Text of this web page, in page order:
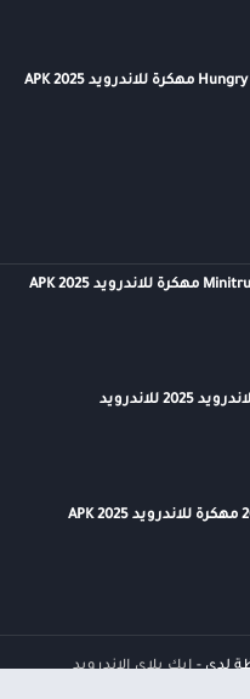
تنزيل لعبه Hungry Shark Evolution مهكرة للاندرويد APK 2025
ابك بلاي الاندرويد